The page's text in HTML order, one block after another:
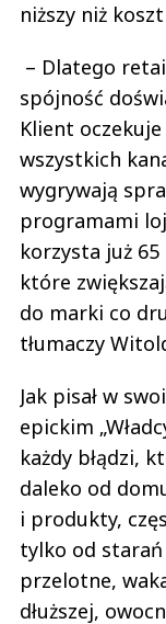
niższy niż
– Dlatego
spójność
Klient
wszystkich
wygrywają
programami
korzysta już 65
które
do marki co
tłumaczy
Jak pisał w
epickim
każdy błądzi,
daleko od
i produkty,
tylko od
przelotne,
dłuższej,